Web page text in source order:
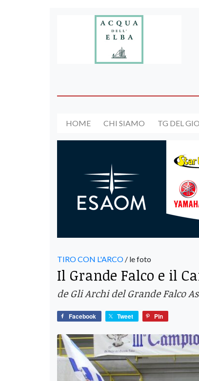
HOME CHI SIAMO TG DEL
TIRO CON L'ARCO / le foto
Il Grande Falco e il
de Gli Archi del Grande Falco
Facebook Tweet Pin